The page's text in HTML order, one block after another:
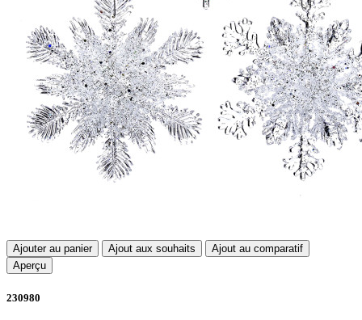
Ajouter au panier Ajout aux souhaits
Ajout au comparatif
Aperçu
230980